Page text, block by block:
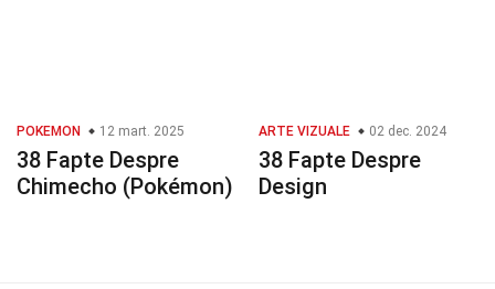
POKEMON 12 mart. 2025
38 Fapte Despre
Chimecho (Pokémon)
ARTE VIZUALE 02 dec. 2024
38 Fapte Despre
Design